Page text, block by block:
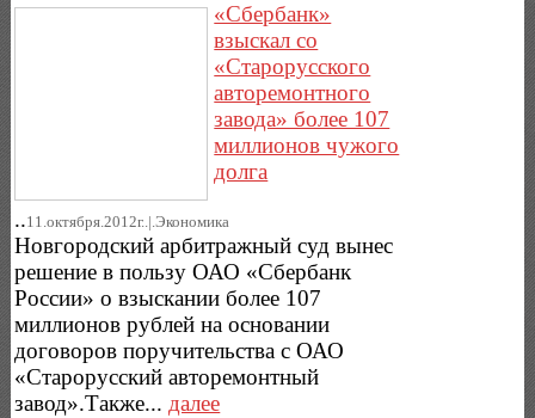
«Сбербанк»
взыскал со
«Старорусского
авторемонтного
завода» более 107
миллионов чужого
долга
..11.октября.2012г..|.Экономика
Новгородский арбитражный суд вынес
решение в пользу ОАО «Сбербанк
России» о взыскании более 107
миллионов рублей на основании
договоров поручительства с ОАО
«Старорусский авторемонтный
завод».Также... далее